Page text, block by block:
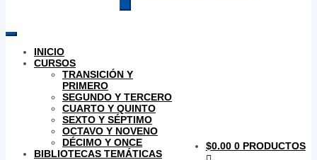
productos
INICIO
CURSOS
TRANSICIÓN Y
PRIMERO
SEGUNDO Y TERCERO
CUARTO Y QUINTO
SEXTO Y SÉPTIMO
OCTAVO Y NOVENO
DÉCIMO Y ONCE
BIBLIOTECAS TEMÁTICAS
$0.00 0 PRODUCTOS